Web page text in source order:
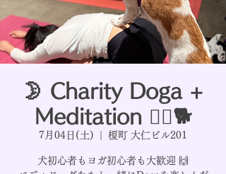
🌛 Charity Doga +
Meditation 🧘‍♀️🐕
7月04日(土) 榎町 大仁ビル201
犬初心者もヨガ初心者も大歓迎 🙌